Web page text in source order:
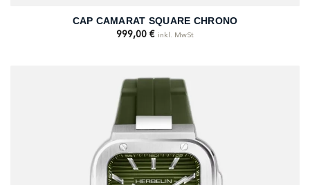
CAP CAMARAT SQUARE CHRONO
999,00 € inkl. MwSt